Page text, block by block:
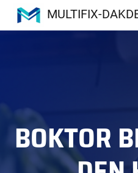
MULTIFIX-
BOKTOR